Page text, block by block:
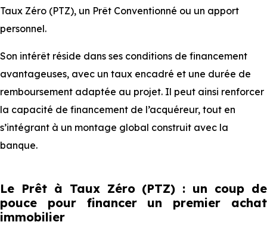
Taux Zéro (PTZ), un Prêt Conventionné ou un apport
personnel.
Son intérêt réside dans ses conditions de financement
avantageuses, avec un taux encadré et une durée de
remboursement adaptée au projet. Il peut ainsi renforcer
la capacité de financement de l’acquéreur, tout en
s’intégrant à un montage global construit avec la
banque.
Le Prêt à Taux Zéro (PTZ) : un coup de
pouce pour financer un premier achat
immobilier